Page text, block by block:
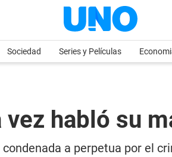
Sociedad Series y Películas
habló su
a perpetua por el